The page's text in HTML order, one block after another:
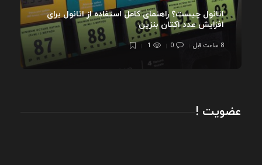
اتانول چیست؟ راهنمای کامل استفاده از اتانول برای
افزایش عدد اکتان بنزین
8 ساعت قبل 0
1
عضویت !